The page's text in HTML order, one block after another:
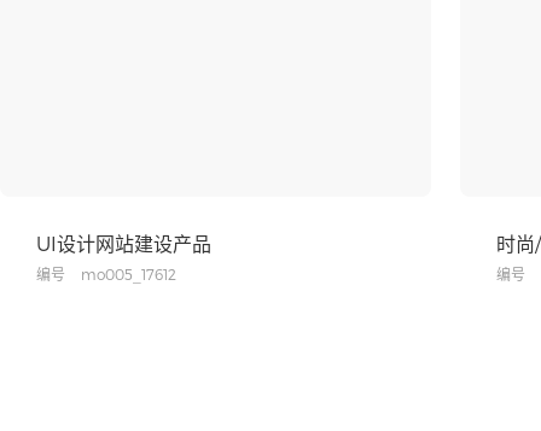
UI设计网站建设产品
编号 mo005_17612
时尚
编号